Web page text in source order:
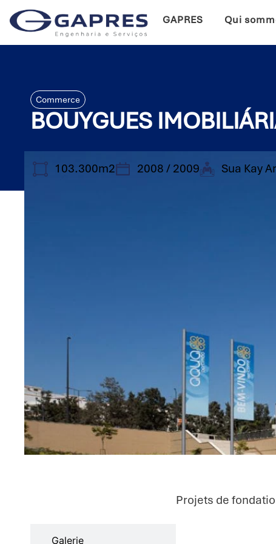
GAPRES Qui
Commerce
BOUYGUES
103.300m2 2008 / 2009 Sua Kay
Galerie
Projets de